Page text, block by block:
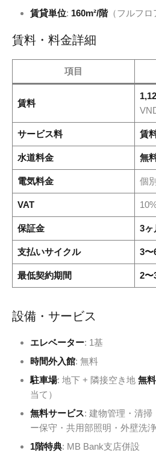
賃貸単位: 160m²/階（フルフロ
賃料・料金詳細
項目
賃料
サービス料 賃
水道料金 無
電気料金 個
VAT
保証金 3ヶ
支払いサイクル 3〜
最低契約期間 2〜
設備・サービス
エレベーター: 1基
時間外入館: 無料
駐車場: 地下 + 隣接空き地 無料
当て）
無料サービス: 建物管理・清掃
ー保守・共用部照明・外壁洗浄
1階特典: MB Bank支店併設